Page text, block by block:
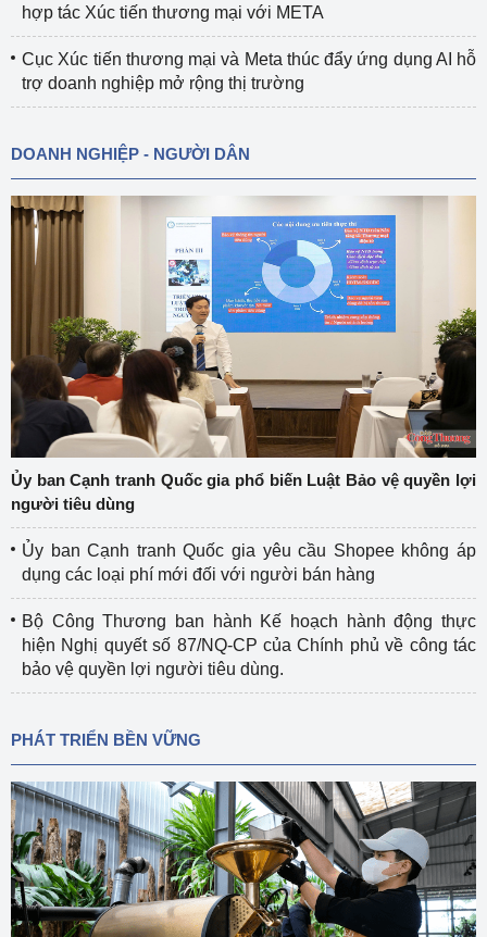
hợp tác Xúc tiến thương mại với META
Cục Xúc tiến thương mại và Meta thúc đẩy ứng dụng AI hỗ
trợ doanh nghiệp mở rộng thị trường
DOANH NGHIỆP - NGƯỜI DÂN
Ủy ban Cạnh tranh Quốc gia phổ biến Luật Bảo vệ quyền lợi
người tiêu dùng
Ủy ban Cạnh tranh Quốc gia yêu cầu Shopee không áp
dụng các loại phí mới đối với người bán hàng
Bộ Công Thương ban hành Kế hoạch hành động thực
hiện Nghị quyết số 87/NQ-CP của Chính phủ về công tác
bảo vệ quyền lợi người tiêu dùng.
PHÁT TRIỂN BỀN VỮNG